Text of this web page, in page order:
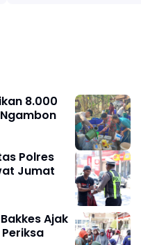
8.000
Polres
Jumat
Ajak